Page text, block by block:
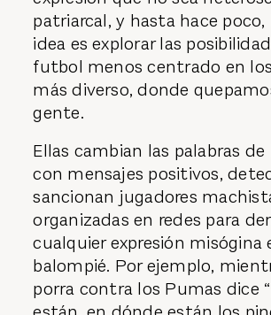
patriarcal, y hasta hace poco,
idea es explorar las
futbol menos centrado en
más diverso, donde
gente.
Ellas cambian las palabras de
con mensajes positivos,
sancionan jugadores
organizadas en redes para
cualquier expresión misógina
balompié. Por ejemplo,
porra contra los Pumas dice